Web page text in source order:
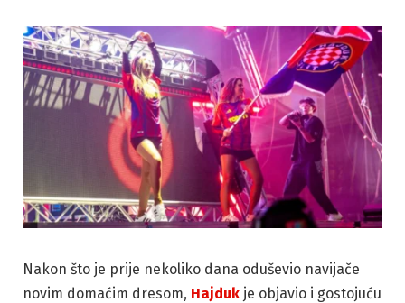
Nakon što je prije nekoliko dana oduševio navijače
novim domaćim dresom, Hajduk je objavio i gostojuću